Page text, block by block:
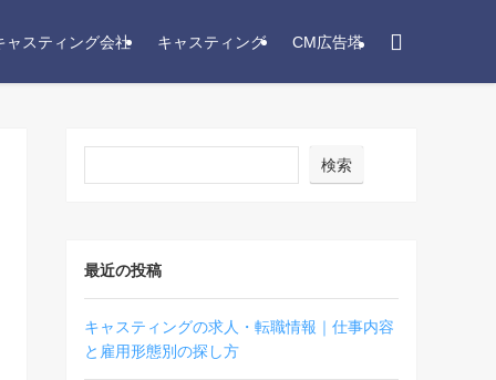
ャスティング会社 キャスティング CM広告塔
検索
最近の投稿
キャスティングの求人・転職情報｜仕事内容
と雇用形態別の探し方